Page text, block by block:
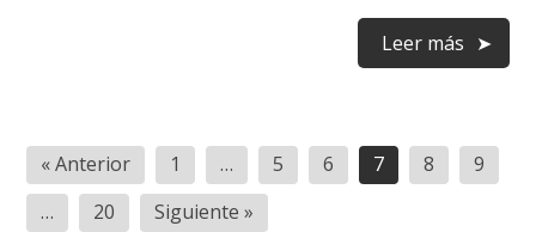
Leer más
Paginación
de
« Anterior 1 … 5 6 7 8
9
…
20 Siguiente »